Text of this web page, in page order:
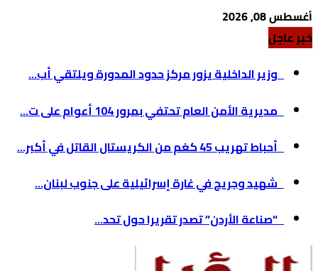
أغسطس 08, 2026
خبر عاجل
وزير الداخلية يزور مركز حدود المدورة ويلتقي أب...
مديرية الأمن العام تحتفي بمرور 104 أعوام على ت...
أحباط تهريب 45 كغم من الكريستال القاتل في أكبر...
شهيد وجريح في غارة إسرائيلية على جنوب لبنان...
“صناعة الأردن” تصدر تقريرا حول تحد...